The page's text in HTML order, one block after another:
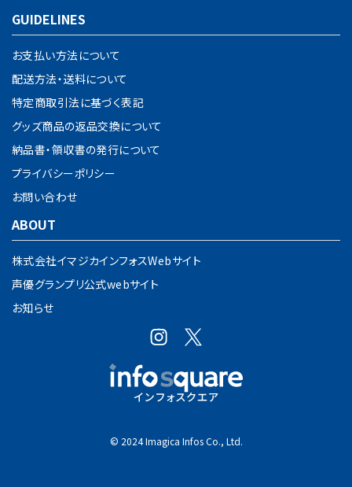
GUIDELINES
お支払い方法について
配送方法・送料について
特定商取引法に基づく表記
グッズ商品の返品交換について
納品書・領収書の発行について
プライバシーポリシー
お問い合わせ
ABOUT
株式会社イマジカインフォスWebサイト
声優グランプリ公式webサイト
お知らせ
© 2024 Imagica Infos Co., Ltd.